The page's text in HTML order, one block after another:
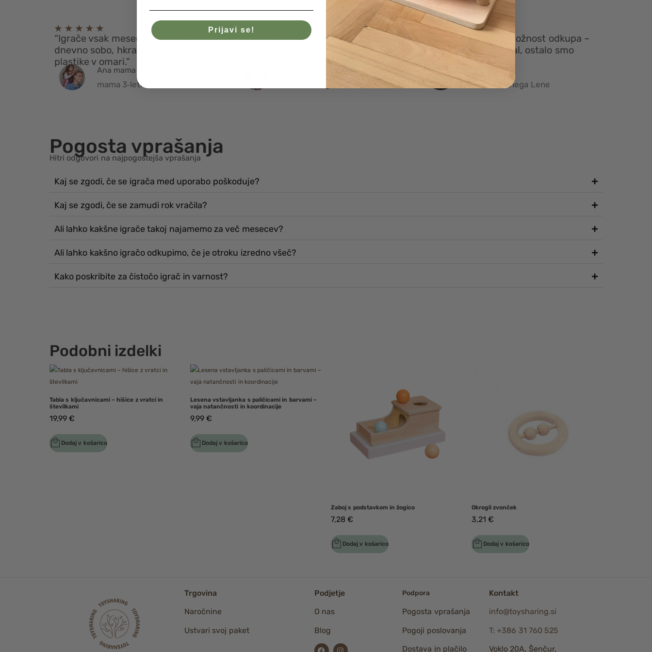
“Igrače vsak mesec oživijo našo
dnevno sobo, hkrati pa ni več kupa
plastike v omari.”
Ana mama 3‑letne Zale
mama 3‑letne Zale
“Otrok sam izbere, kaj bo prejel
naslednji mesec. Mene reši iskanja po
oče 5‑letnega Nika
“Najbolj mi je všeč možnost odkupa –
sin je ksilofon obdržal, ostalo smo
mama 4‑letnega Lene
Pogosta vprašanja
Hitri odgovori na najpogostejša vprašanja
Kaj se zgodi, če se igrača med uporabo poškoduje?
Kaj se zgodi, če se zamudi rok vračila?
Ali lahko kakšne igrače takoj najamemo za več mesecev?
Ali lahko kakšno igračo odkupimo, če je otroku izredno všeč?
Kako poskribite za čistočo igrač in varnost?
Podobni izdelki
Tabla s ključavnicami – hišice z vratci in
številkami
19,99€
Dodaj v košarico
Lesena vstavljanka s paličicami in barvami –
vaja natančnosti in koordinacije
9,99€
Dodaj v košarico
Zaboj s podstavkom in žogico
7,28€
Dodaj v košarico
Okrogli zvonček
3,21€
Dodaj v košarico
Trgovina
Naročnine
Ustvari svoj paket
Podjetje
O nas
Blog
Podpora
Pogosta vprašanja
Pogoji poslovanja
Dostava in plačilo
Kontakt
info@toysharing.si
T: +386 31 760 525
Voklo 20A, Šenčur,
Prijavi se!